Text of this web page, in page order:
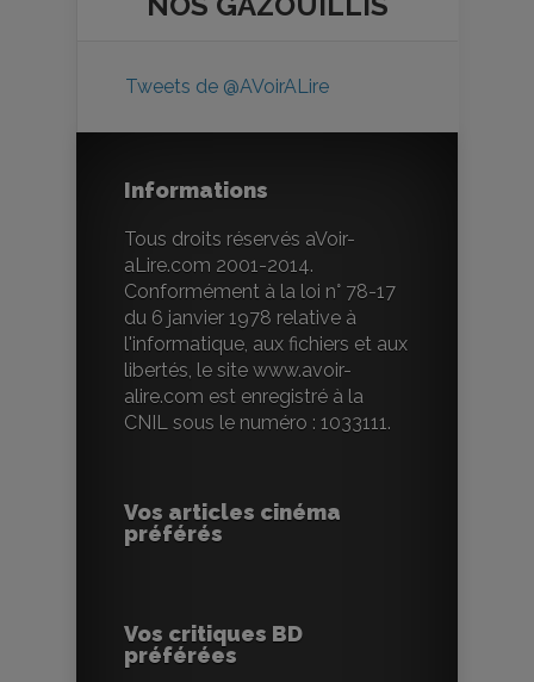
Tweets de @AVoirALire
Informations
Tous droits réservés aVoir-
aLire.com 2001-2014.
Conformément à la loi n° 78-17
du 6 janvier 1978 relative à
l'informatique, aux fichiers et aux
libertés, le site www.avoir-
alire.com est enregistré à la
CNIL sous le numéro : 1033111.
Vos articles cinéma
préférés
Vos critiques BD
préférées